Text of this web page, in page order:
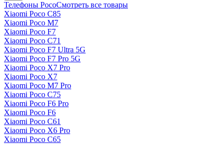
Телефоны PocoСмотреть все товары
Xiaomi Poco C85
Xiaomi Poco M7
Xiaomi Poco F7
Xiaomi Poco C71
Xiaomi Poco F7 Ultra 5G
Xiaomi Poco F7 Pro 5G
Xiaomi Poco X7 Pro
Xiaomi Poco X7
Xiaomi Poco M7 Pro
Xiaomi Poco C75
Xiaomi Poco F6 Pro
Xiaomi Poco F6
Xiaomi Poco C61
Xiaomi Poco X6 Pro
Xiaomi Poco C65